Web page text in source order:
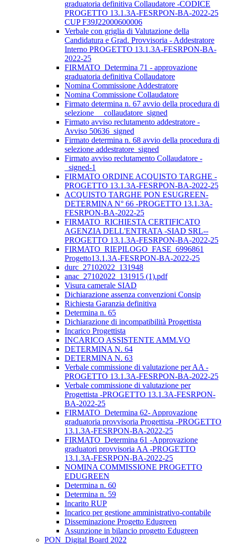
graduatoria definitiva Collaudatore -CODICE
PROGETTO 13.1.3A-FESRPON-BA-2022-25
CUP F39J22000600006
Verbale con griglia di Valutazione della
Candidatura e Grad. Provvisoria - Addestratore
Interno PROGETTO 13.1.3A-FESRPON-BA-
2022-25
FIRMATO_Determina 71 - approvazione
graduatoria definitiva Collaudatore
Nomina Commissione Addestratore
Nomina Commissione Collaudatore
Firmato determina n. 67 avvio della procedura di
selezione__ collaudatore_signed
Firmato avviso reclutamento addestratore -
Avviso 50636_signed
Firmato determina n. 68 avvio della procedura di
selezione addestratore_signed
Firmato avviso reclutamento Collaudatore -
_signed-1
FIRMATO ORDINE ACQUISTO TARGHE -
PROGETTO 13.1.3A-FESRPON-BA-2022-25
ACQUISTO TARGHE PON ESUGREEN-
DETERMINA N° 66 -PROGETTO 13.1.3A-
FESRPON-BA-2022-25
FIRMATO_RICHIESTA CERTIFICATO
AGENZIA DELL'ENTRATA -SIAD SRL--
PROGETTO 13.1.3A-FESRPON-BA-2022-25
FIRMATO_RIEPILOGO_FASE_6996861
Progetto13.1.3A-FESRPON-BA-2022-25
durc_27102022_131948
anac_27102022_131915 (1).pdf
Visura camerale SIAD
Dichiarazione assenza convenzioni Consip
Richiesta Garanzia definitiva
Determina n. 65
Dichiarazione di incompatibilità Progettista
Incarico Progettista
INCARICO ASSISTENTE AMM.VO
DETERMINA N. 64
DETERMINA N. 63
Verbale commissione di valutazione per AA -
PROGETTO 13.1.3A-FESRPON-BA-2022-25
Verbale commissione di valutazione per
Progettista -PROGETTO 13.1.3A-FESRPON-
BA-2022-25
FIRMATO_Determina 62- Approvazione
graduatoria provvisoria Progettista -PROGETTO
13.1.3A-FESRPON-BA-2022-25
FIRMATO_Determina 61 -Approvazione
graduatori provvisoria AA -PROGETTO
13.1.3A-FESRPON-BA-2022-25
NOMINA COMMISSIONE PROGETTO
EDUGREEN
Determina n. 60
Determina n. 59
Incarito RUP
Incarico per gestione amministrativo-contabile
Disseminazione Progetto Edugreen
Assunzione in bilancio progetto Edugreen
PON_Digital Board 2022